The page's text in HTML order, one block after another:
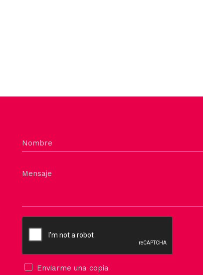
Nombre
Mensaje
Enviarme una copia